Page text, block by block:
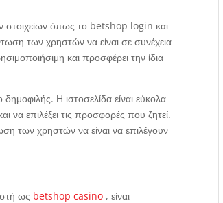
στοιχείων όπως το betshop login και
των χρηστών να είναι σε συνέχεια
και προσφέρει την ίδια
Η ιστοσελίδα είναι εύκολα
να επιλέξει τις προσφορές που ζητεί.
των χρηστών να είναι να επιλέγουν
ως betshop casino , είναι